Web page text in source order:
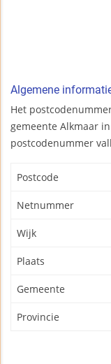
Algemene
Het
gemeente Alkmaar
postcodenummer
Postcode
Netnummer
Wijk
Plaats
Gemeente
Provincie